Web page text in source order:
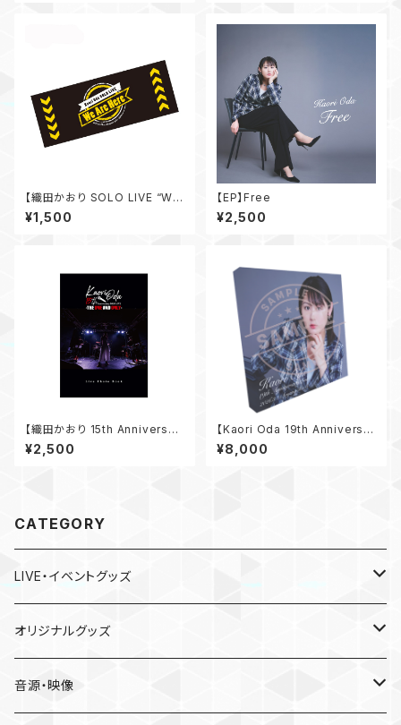
【織田かおり SOLO LIVE “We
Are Here” 】 フェイスタオル
¥1,500
【EP】Free
¥2,500
【織田かおり 15th Anniversar
y SOLO LIVE 〜THE ONE A
ND ONLY〜】 ライブフォトブッ
¥2,500
【Kaori Oda 19th Anniversar
y Live】サイン付きキャンバスプ
リント
¥8,000
CATEGORY
LIVE・イベントグッズ
LIVE
〜Place of Echoes〜 vol.2
EVENT
オリジナルグッズ
本人手作り
音源・映像